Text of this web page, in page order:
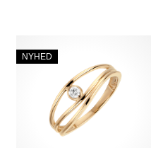
NYHED